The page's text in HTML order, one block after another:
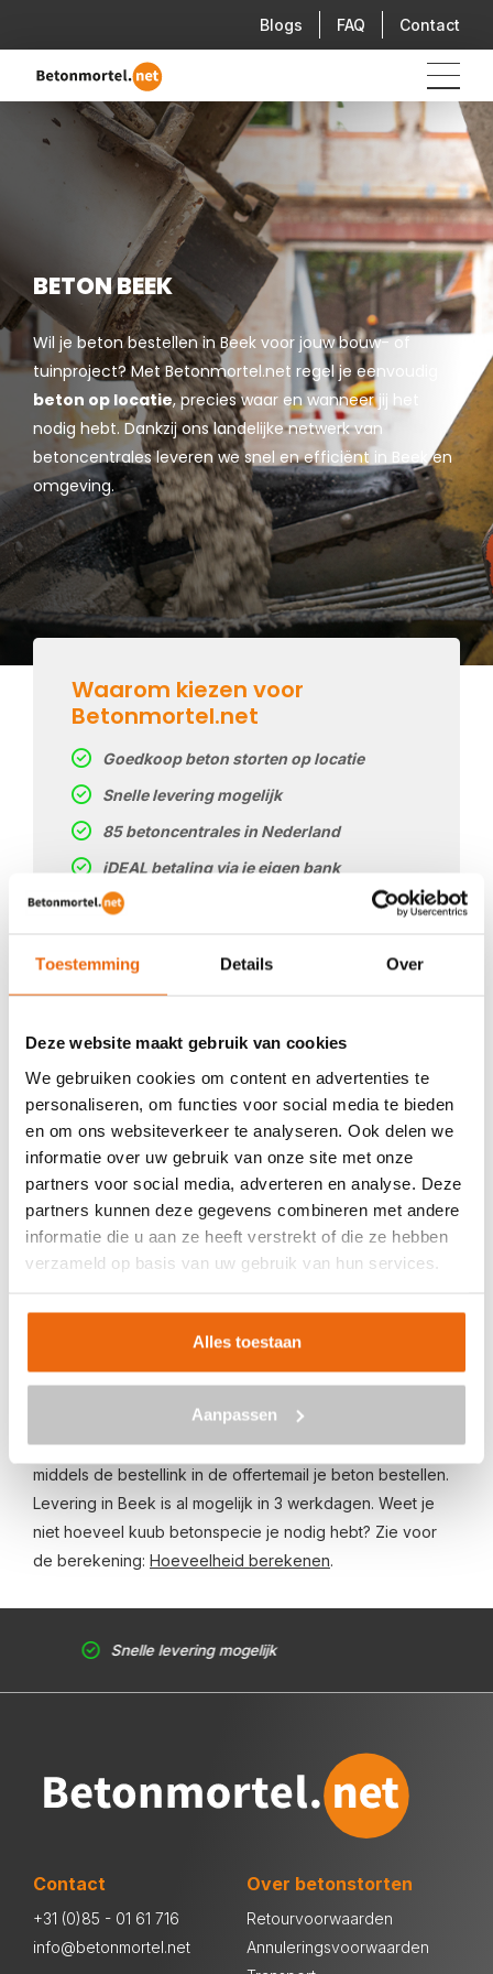
Toestemming Details Over
Deze website maakt gebruik van cookies
We gebruiken cookies om content en advertenties te
personaliseren, om functies voor social media te bieden
en om ons websiteverkeer te analyseren. Ook delen we
informatie over uw gebruik van onze site met onze
partners voor social media, adverteren en analyse. Deze
partners kunnen deze gegevens combineren met andere
informatie die u aan ze heeft verstrekt of die ze hebben
verzameld op basis van uw gebruik van hun services.
Alles toestaan
Aanpassen
Blogs FAQ Contact
BETON BEEK
Wil je beton bestellen in Beek voor jouw bouw- of
tuinproject? Met Betonmortel.net regel je eenvoudig
beton op locatie, precies waar en wanneer jij het
nodig hebt. Dankzij ons landelijke netwerk van
betoncentrales leveren we snel en efficiënt in Beek en
omgeving.
BETON BESTELLEN IN BEEK
Ben je op zoek naar een leverancier bij jou in de buurt die
goedkoop beton kan storten in Beek? Dan ben je bij ons
aan het juiste adres. Wij bezorgen kant-en-klaar beton in
bestellen is eenvoudig: vraag vrijblijvend een
de optionele keuze voor een betonpomp en je e-
mailadres in en ontvang binnen enkele seconden een
gerichte prijs per e-mail voor Beek. Aansluitend kun je
middels de bestellink in de offertemail je beton bestellen.
Levering in Beek is al mogelijk in 3 werkdagen. Weet je
niet hoeveel kuub betonspecie je nodig hebt? Zie voor
de berekening: Hoeveelheid berekenen.
Waarom kiezen voor
Betonmortel.net
Goedkoop beton storten op locatie
Snelle levering mogelijk
85 betoncentrales in Nederland
iDEAL betaling via je eigen bank
Prijs op basis van uw postcode
Veilig betalen met:
Snelle levering mogelijk
Contact
+31 (0)85 - 01 61 716
info@betonmortel.net
Over betonstorten
Retourvoorwaarden
Annuleringsvoorwaarden